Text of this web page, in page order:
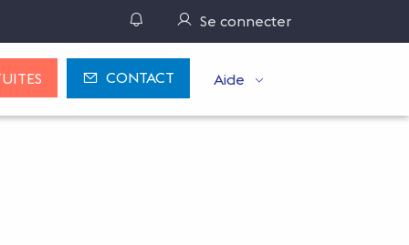
Gérer ses notifications
Se connecter
CONTACT Aide